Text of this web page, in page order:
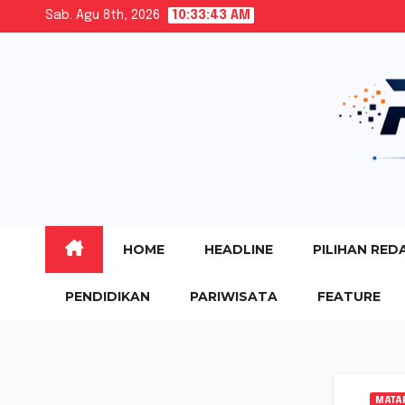
Sab. Agu 8th, 2026 10:33:44 AM
HOME HEADLINE PILIHAN
PENDIDIKAN PARIWISATA FEATURE